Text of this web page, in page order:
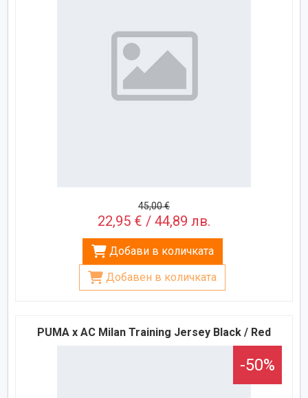
45,00 €
22,95 € / 44,89 лв.
Добави в количката
Добавен в количката
PUMA x AC Milan Training Jersey Black / Red
-50%